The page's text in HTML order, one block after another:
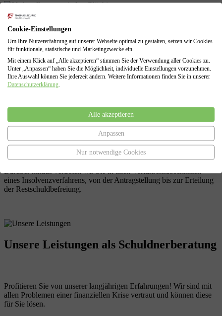
Im Anschluss an die Schuldenstandsabfrage führen wir für Sie den
nach § 305 InsO gesetzlich vorgeschriebenen, außergerichtlichen
Schuldenbereinigungsversuch durch. Hierbei legen wir Ihren
Gläubigern dar, dass Sie ihre Forderungen derzeit nicht erfüllen
können.
Regel- oder Verbraucherinsolvenz
Falls eine außergerichtliche Einigung nicht möglich sein sollte,
erstellen wir auf Grundlage aller zusammengetragenen Daten Ihren
Antrag auf Eröffnung der Insolvenz ( Privatinsolvenz oder
Regelinsolvenz) , sowie den Antrag auf Restschuldbefreiung.
Darüber hinaus vertreten wir Sie in allen Verfahrensabschnitten
eines Insolvenzverfahrens, von der Antragstellung bis zur Erteilung
der Restschuldbefreiung.
Unsere Leistungen als Schuldnerberatung
Profitieren Sie von unserer langjährigen Erfahrungen! Wir sind mit
allen Problemen einer finanziellen Krise vertraut und können diese
für Sie lösen.
Cookie-Einstellungen
Um Ihre Nutzererfahrung auf unserer Webseite optimal zu gestalten, setzen wir Cookies
für funktionale, statistische und Marketingzwecke ein.
Mit einem Klick auf „Alle akzeptieren“ stimmen Sie der Verwendung aller Cookies zu.
Unter „Anpassen“ haben Sie die Möglichkeit, individuelle Einstellungen vorzunehmen.
Ihre Auswahl können Sie jederzeit ändern. Weitere Informationen finden Sie in unserer
Datenschutzerklärung
Alle akzeptieren
Anpassen
Nur notwendige Cookies